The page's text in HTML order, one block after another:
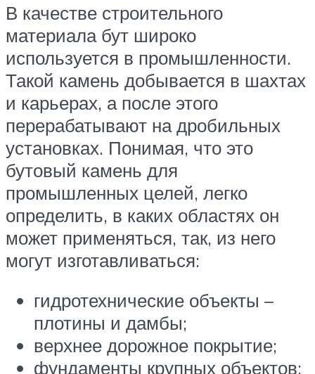
В качестве строительного
материала бут широко
используется в промышленности.
Такой камень добывается в шахтах
и карьерах, а после этого
перерабатывают на дробильных
установках. Понимая, что это
бутовый камень для
промышленных целей, легко
определить, в каких областях он
может применяться, так, из него
могут изготавливаться:
гидротехнические объекты –
плотины и дамбы;
верхнее дорожное покрытие;
фундаменты крупных объектов;